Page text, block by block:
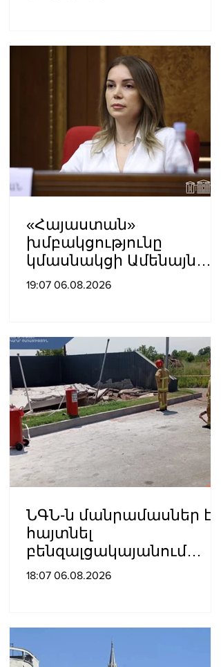
«Հայաստան»
խմբակցությունը
կմասնակցի Ամենայն
Հայոց Կաթողիկոսի
19:07 06.08.2026
ՆԳՆ-ն մանրամասներ է
հայտնել
բենզալցակայանում
տեղի ունեցած
18:07 06.08.2026